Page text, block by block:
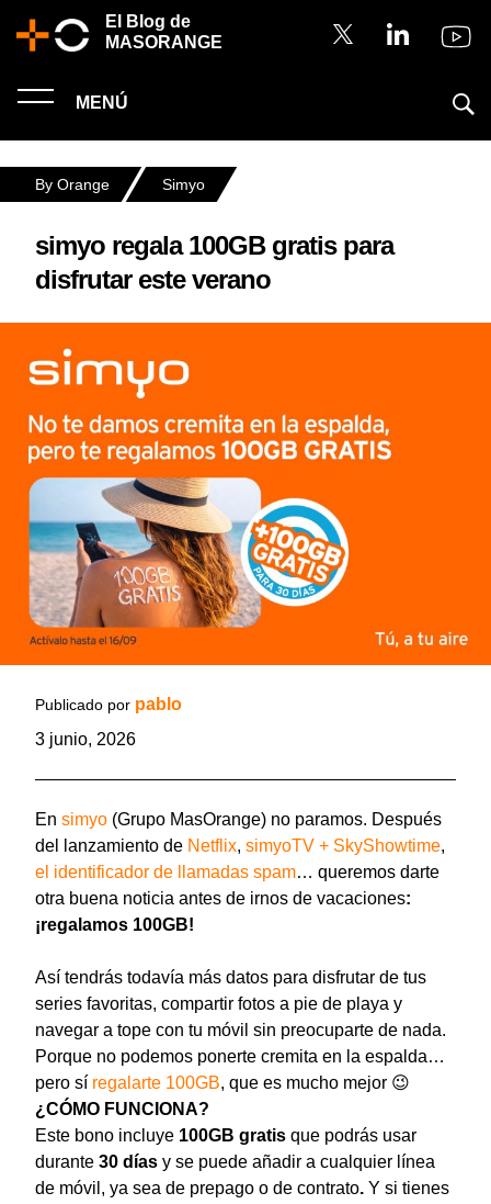
El Blog de
MASORANGE
MENÚ
By Orange Simyo
simyo regala 100GB gratis para
disfrutar este verano
Publicado por pablo
3 junio, 2026
En simyo (Grupo MasOrange) no paramos. Después
del lanzamiento de Netflix, simyoTV + SkyShowtime,
el identificador de llamadas spam… queremos darte
otra buena noticia antes de irnos de vacaciones:
¡regalamos 100GB!
Así tendrás todavía más datos para disfrutar de tus
series favoritas, compartir fotos a pie de playa y
navegar a tope con tu móvil sin preocuparte de nada.
Porque no podemos ponerte cremita en la espalda…
pero sí regalarte 100GB, que es mucho mejor 😉
¿CÓMO FUNCIONA?
Este bono incluye 100GB gratis que podrás usar
durante 30 días y se puede añadir a cualquier línea
de móvil, ya sea de prepago o de contrato. Y si tienes